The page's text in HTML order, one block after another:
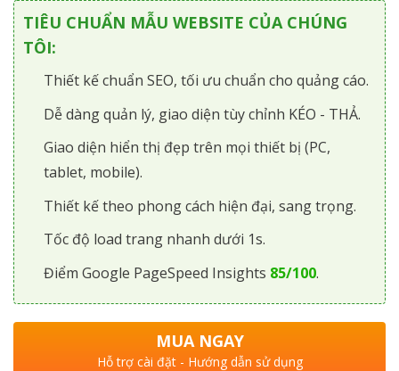
TIÊU CHUẨN MẪU WEBSITE CỦA CHÚNG
TÔI:
Thiết kế chuẩn SEO, tối ưu chuẩn cho quảng cáo.
Dễ dàng quản lý, giao diện tùy chỉnh KÉO - THẢ.
Giao diện hiển thị đẹp trên mọi thiết bị (PC,
tablet, mobile).
Thiết kế theo phong cách hiện đại, sang trọng.
Tốc độ load trang nhanh dưới 1s.
Điểm Google PageSpeed Insights 85/100.
MUA NGAY
Hỗ trợ cài đặt - Hướng dẫn sử dụng